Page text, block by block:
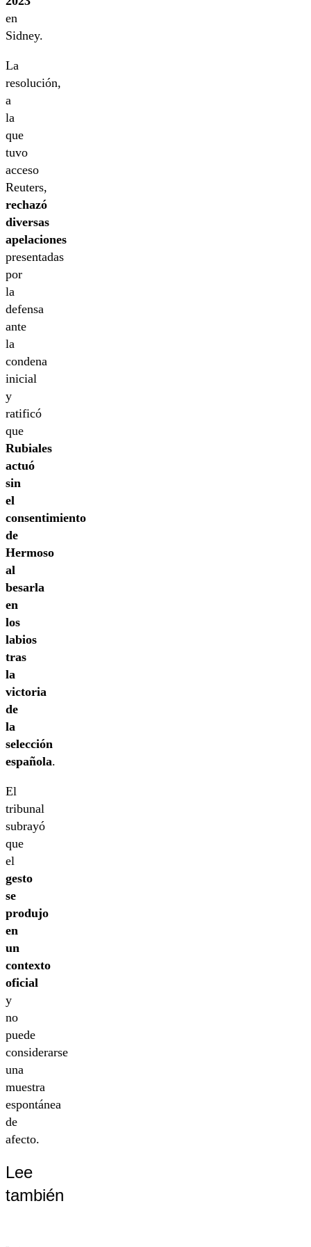
en
Sidney.
La
resolución,
a
la
que
tuvo
acceso
Reuters,
rechazó
diversas
apelaciones
presentadas
por
la
defensa
ante
la
condena
inicial
y
ratificó
que
Rubiales
actuó
sin
el
consentimiento
de
Hermoso
al
besarla
en
los
labios
tras
la
victoria
de
la
selección
española.
El
tribunal
subrayó
que
el
gesto
se
produjo
en
un
contexto
oficial
y
no
puede
considerarse
una
muestra
espontánea
de
afecto.
Lee
también